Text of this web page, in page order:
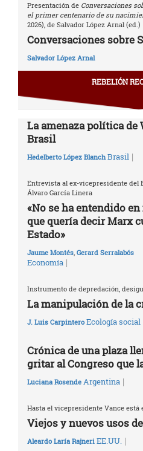
Presentación de Conversaciones
el primer centenario de su
2026), de Salvador López Arnal (ed.)
Conversaciones sobre
Salvador López Arnal
REBELIÓN
La amenaza política
Brasil
Hedelberto López Blanch Brasil |
Entrevista al ex-vicepresidente del
Álvaro García Linera
«No se ha entendido
que quería decir Marx
Estado»
Jaume Montés, Gerard Serralabós
Economía |
Instrumento de depredación,
La manipulación de la
J. Luis Carpintero Ecología social
Crónica de una plaza
gritar al Congreso que
Luciana Rosende Argentina |
Hasta el vicepresidente Vance está
Viejos y nuevos usos
Aleardo Laría Rajneri EE.UU. |